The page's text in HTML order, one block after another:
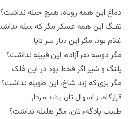
دماغ این همه روباه، هیچ حیله نداشت؟
تفنگ این همه عسکر مگر که میله
غلام بود، مگر این دیار سر تاپا
مگر دوسه نفر آزاده، این قبیله نداشت؟
پلنگ و شیر اگر قحط بود در این مُلک
مگر بزی که زند شاخ، این طویله نداشت؟
قرارگاه، ز اسهال تان بشد مردار
طبیب پادگهء تان، مگر هلیله نداشت؟